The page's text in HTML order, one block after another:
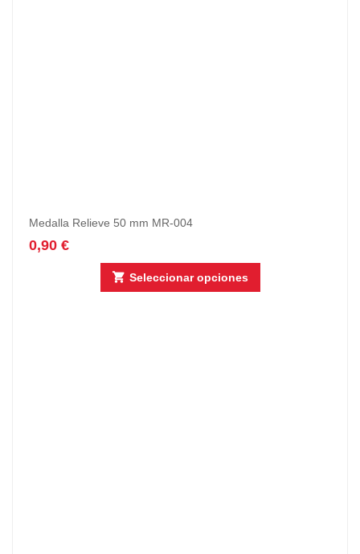
Medalla Relieve 50 mm MR-004
0,90 €
Seleccionar opciones